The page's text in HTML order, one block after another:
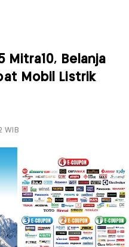
Mitra10, Belanja
Mobil Listrik
WIB